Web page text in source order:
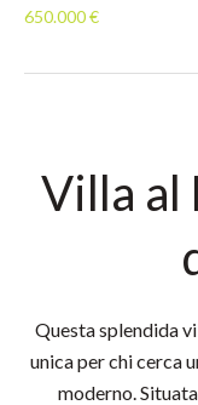
650.000 €
Villa al
Questa splendida
unica per chi cerca
moderno.